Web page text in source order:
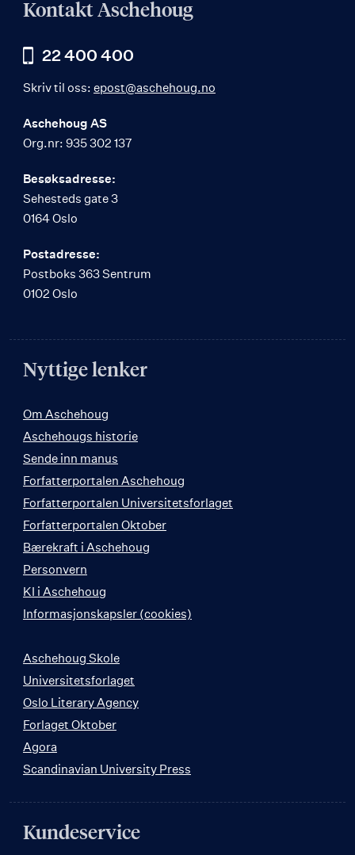
Kontakt Aschehoug
22 400 400
Skriv til oss: epost@aschehoug.no
Aschehoug AS
Org.nr: 935 302 137
Besøksadresse:
Sehesteds gate 3
0164 Oslo
Postadresse:
Postboks 363 Sentrum
0102 Oslo
Nyttige lenker
Om Aschehoug
Aschehougs historie
Sende inn manus
Forfatterportalen Aschehoug
Forfatterportalen Universitetsforlaget
Forfatterportalen Oktober
Bærekraft i Aschehoug
Personvern
KI i Aschehoug
Informasjonskapsler (cookies)
Aschehoug Skole
Universitetsforlaget
Oslo Literary Agency
Forlaget Oktober
Agora
Scandinavian University Press
Kundeservice